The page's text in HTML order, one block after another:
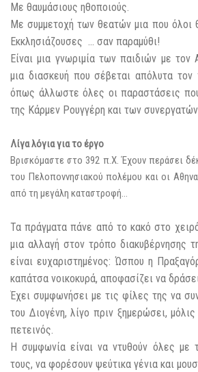
Με θαυμάσιους ηθοποιούς.
Με συμμετοχή των θεατών μια που όλοι
Εκκλησιάζουσες … σαν παραμύθι!
Είναι μια γνωριμία των παιδιών με
μια διασκευή που σέβεται απόλυτα τον
όπως άλλωστε όλες οι παραστάσεις
της Κάρμεν Ρουγγέρη και των
Λίγα λόγια για το έργο
Βρισκόμαστε στο 392 π.Χ. Έχουν περάσει
του Πελοποννησιακού πολέμου και οι
από τη μεγάλη καταστροφή…
Τα πράγματα πάνε από το κακό στο
μια αλλαγή στον τρόπο διακυβέρνησης
είναι ευχαριστημένος: Ώσπου η
καπάτσα νοικοκυρά, αποφασίζει να
Έχει συμφωνήσει με τις φίλες της να
του Διογένη, λίγο πριν ξημερώσει,
πετεινός.
Η συμφωνία είναι να ντυθούν όλες
τους, να φορέσουν ψεύτικα γένια και